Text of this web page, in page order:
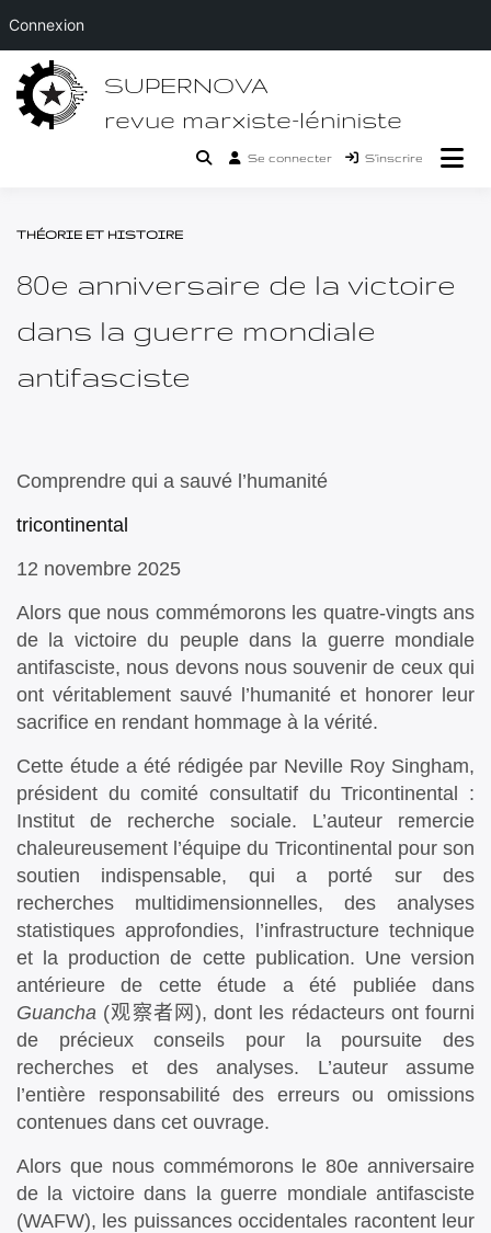
Passer
contenu
SUPERNOVA
revue marxiste-léniniste
Se connecter S’inscrire
THÉORIE ET HISTOIRE
80e anniversaire de la victoire
dans la guerre mondiale
antifasciste
Comprendre qui a sauvé l’humanité
tricontinental
12 novembre 2025
Alors que nous commémorons les quatre-vingts ans
de la victoire du peuple dans la guerre mondiale
antifasciste, nous devons nous souvenir de ceux qui
ont véritablement sauvé l’humanité et honorer leur
sacrifice en rendant hommage à la vérité.
Cette étude a été rédigée par Neville Roy Singham,
président du comité consultatif du Tricontinental :
Institut de recherche sociale. L’auteur remercie
chaleureusement l’équipe du Tricontinental pour son
soutien indispensable, qui a porté sur des
recherches multidimensionnelles, des analyses
statistiques approfondies, l’infrastructure technique
et la production de cette publication. Une version
antérieure de cette étude a été publiée dans
Guancha (观察者网), dont les rédacteurs ont fourni
de précieux conseils pour la poursuite des
recherches et des analyses. L’auteur assume
l’entière responsabilité des erreurs ou omissions
contenues dans cet ouvrage.
Alors que nous commémorons le 80e anniversaire
de la victoire dans la guerre mondiale antifasciste
(WAFW), les puissances occidentales racontent leur
Connexion